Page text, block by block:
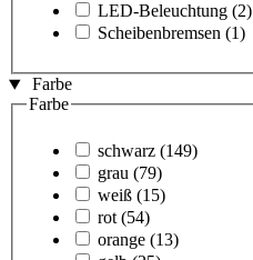
LED-Beleuchtung (2)
Scheibenbremsen (1)
Farbe
Farbe
schwarz (149)
grau (79)
weiß (15)
rot (54)
orange (13)